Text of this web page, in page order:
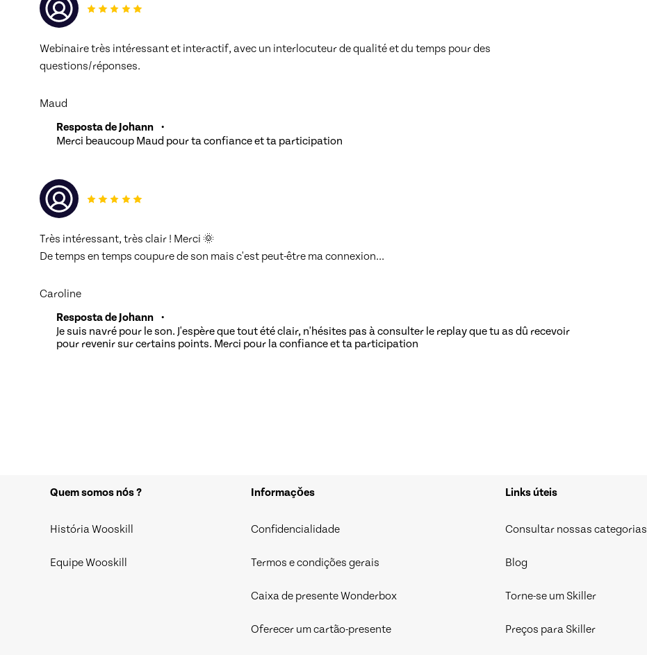
Webinaire très intéressant et interactif, avec un interlocuteur de qualité et du temps pour des
questions/réponses.
Maud
Resposta de Johann
•
Merci beaucoup Maud pour ta confiance et ta participation
Très intéressant, très clair ! Merci 🌞
De temps en temps coupure de son mais c'est peut-être ma connexion...
Caroline
Resposta de Johann
•
Je suis navré pour le son. J'espère que tout été clair, n'hésites pas à consulter le replay que tu as dû recevoir
pour revenir sur certains points. Merci pour la confiance et ta participation
Quem somos nós ?
História Wooskill
Equipe Wooskill
Informaçǒes
Confidencialidade
Termos e condições gerais
Caixa de presente Wonderbox
Oferecer um cartão-presente
Links úteis
Consultar nossas categorias
Blog
Torne-se um Skiller
Preços para Skiller